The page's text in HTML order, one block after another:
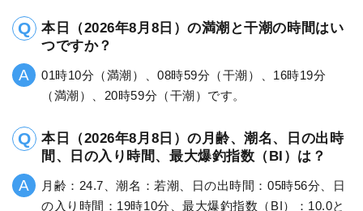
本日（2026年8月8日）の満潮と干潮の時間はい
つですか？
01時10分（満潮）、08時59分（干潮）、16時19分
（満潮）、20時59分（干潮）です。
本日（2026年8月8日）の月齢、潮名、日の出時
間、日の入り時間、最大爆釣指数（BI）は？
月齢：24.7、潮名：若潮、日の出時間：05時56分、日
の入り時間：19時10分、最大爆釣指数（BI）：10.0と